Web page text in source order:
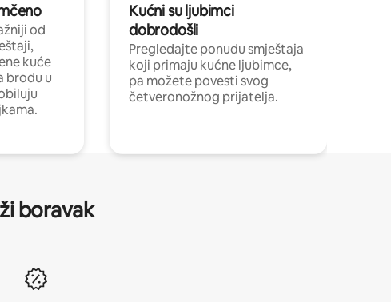
od
kuće
brodu u
Kućni su ljubimci
dobrodošli
Pregledajte ponudu smještaja
koji primaju kućne ljubimce,
pa možete povesti svog
četveronožnog prijatelja.
boravak